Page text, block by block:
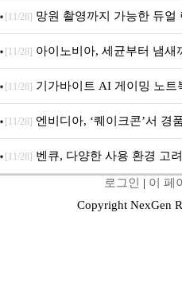
[11/28] 망원 촬영까지 가능한 듀얼
켓 4P
[11/28] 아이노비아, 세균부터 냄새
고 살균 탈취기’ 출시
[11/28] 기가바이트 AI 게이밍 노트
GAMING A16 할인 진행
[11/28] 엔비디아, ‘퀘이크콘’서 경
E-데이’ DLSS 지원
[11/28] 벤큐, 다양한 사용 환경 고
로그인 | 이 페
Copyright NexGen